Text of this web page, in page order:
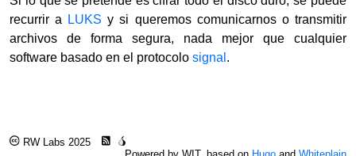
recurrir a
LUKS y si queremos comunicarnos o transmitir
archivos de forma segura, nada mejor que cualquier
software basado en el protocolosignal .
RW Labs 2025